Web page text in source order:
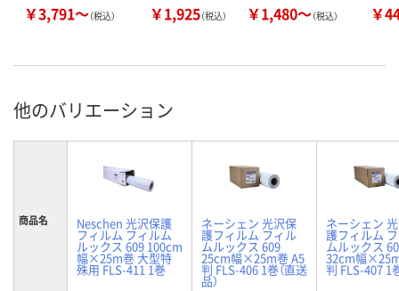
￥3,791～（税込） ￥1,925（税込） ￥1,480～（税込） ￥
他のバリエーション
商品名 Neschen 光沢保護
フィルム フィルム
ルックス 609 100cm
幅×25m巻 大型特
殊用 FLS-411 1巻
ネーシェン 光沢保
護フィルム フィル
ムルックス 609
25cm幅×25m巻 A5
判 FLS-406 1巻（直送
品）
ネーシェン
護フィルム
ムルックス
32cm幅
判 FLS-407 1